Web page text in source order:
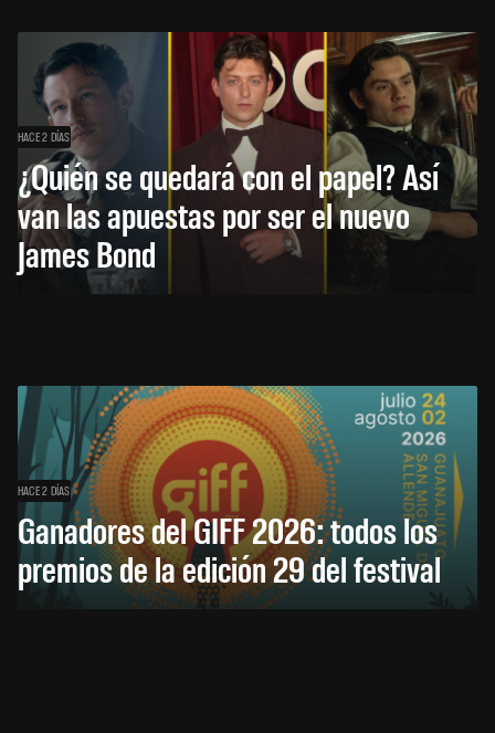
HACE 2 DÍAS
¿Quién se quedará con el papel? Así
van las apuestas por ser el nuevo
James Bond
HACE 2 DÍAS
Ganadores del GIFF 2026: todos los
premios de la edición 29 del festival